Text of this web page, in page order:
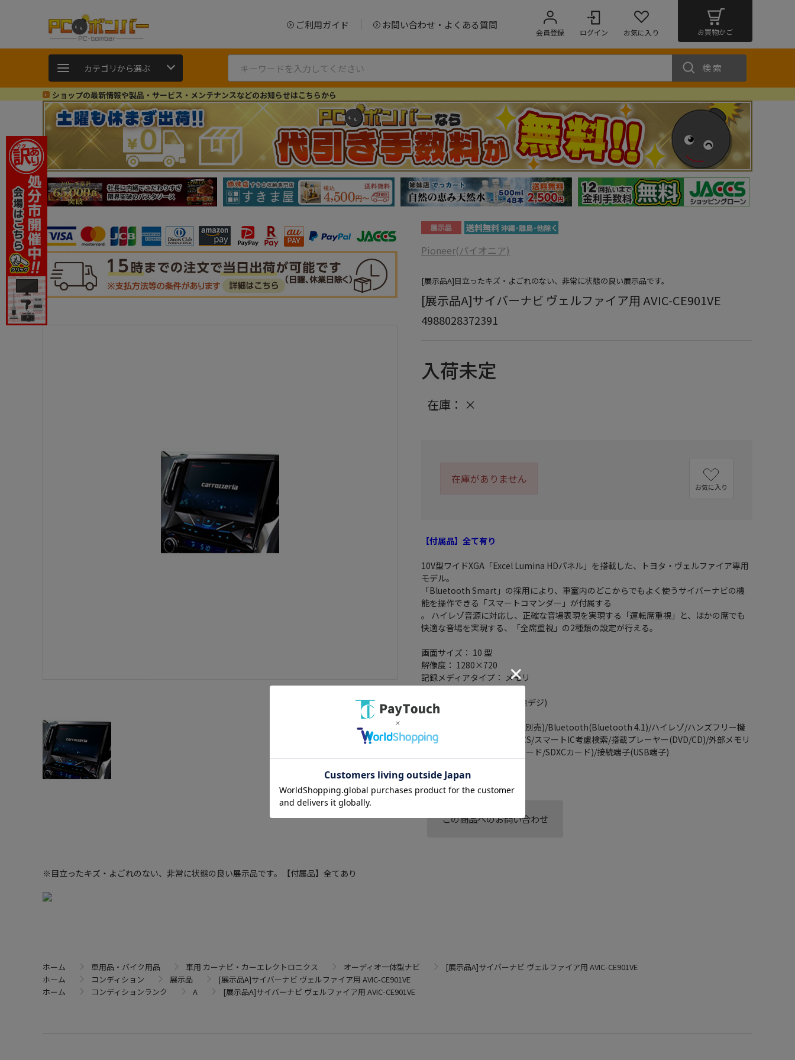
ご利用ガイド お問い合わせ・よくある質問
会員登録 ログイン お気に入り お買物かご
カテゴリから選ぶ 検索
ショップの最新情報や製品・サービス・メンテナンスなどのお知らせはこちらから
Pioneer(パイオニア)
[展示品A]目立ったキズ・よごれのない、非常に状態の良い展示品です。
[展示品A]サイバーナビ ヴェルファイア用 AVIC-CE901VE
4988028372391
入荷未定
在庫： ×
在庫がありません
お気に入り
【付属品】全て有り
10V型ワイドXGA「Excel Lumina HDパネル」を搭載した、トヨタ・ヴェルファイア専用
モデル。
「Bluetooth Smart」の採用により、車室内のどこからでもよく使うサイバーナビの機
能を操作できる「スマートコマンダー」が付属する
。 ハイレゾ音源に対応し、正確な音場表現を実現する「運転席重視」と、ほかの席でも
快適な音場を実現する、「全席重視」の2種類の設定が行える。
画面サイズ： 10 型
解像度： 1280×720
記録メディアタイプ： メモリ
タッチパネル： ○
TVチューナー： フルセグ(地デジ)
4x4地デジチューナー： ○
その他機能： バックカメラ(別売)/Bluetooth(Bluetooth 4.1)/ハイレゾ/ハンズフリー機
能/ワイドFM/VICS WIDE/VICS/スマートIC考慮検索/搭載プレーヤー(DVD/CD)/外部メモリ
スロット(SDカード/SDHCカード/SDXCカード)/接続端子(USB端子)
この商品へのお問い合わせ
※目立ったキズ・よごれのない、非常に状態の良い展示品です。【付属品】全てあり
ホーム 車用品・バイク用品 車用 カーナビ・カーエレクトロニクス オーディオ一体型ナビ
[展示品A]サイバーナビ ヴェルファイア用 AVIC-CE901VE
ホーム
コンディション 展示品
[展示品A]サイバーナビ ヴェルファイア用 AVIC-CE901VE
ホーム
コンディションランク A [展示品A]サイバーナビ ヴェルファイア用 AVIC-CE901VE